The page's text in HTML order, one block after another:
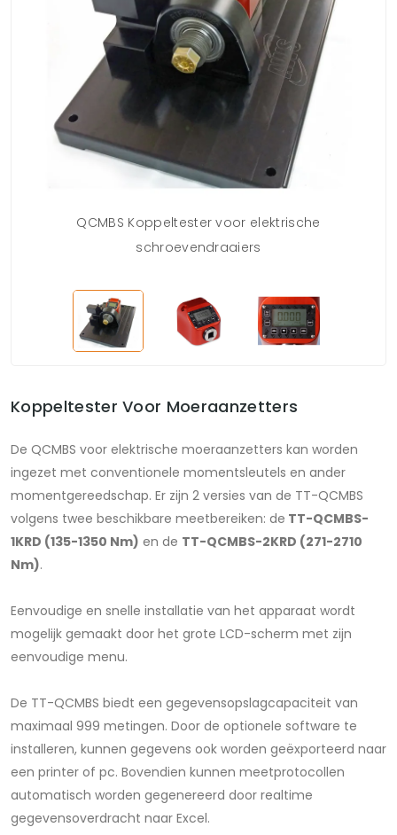
QCMBS Koppeltester voor elektrische
schroevendraaiers
Koppeltester Voor Moeraanzetters
De QCMBS voor elektrische moeraanzetters kan worden
ingezet met conventionele momentsleutels en ander
momentgereedschap. Er zijn 2 versies van de TT-QCMBS
volgens twee beschikbare meetbereiken: de TT-QCMBS-
1KRD (135-1350 Nm) en de TT-QCMBS-2KRD (271-2710
Nm).
Eenvoudige en snelle installatie van het apparaat wordt
mogelijk gemaakt door het grote LCD-scherm met zijn
eenvoudige menu.
De TT-QCMBS biedt een gegevensopslagcapaciteit van
maximaal 999 metingen. Door de optionele software te
installeren, kunnen gegevens ook worden geëxporteerd naar
een printer of pc. Bovendien kunnen meetprotocollen
automatisch worden gegenereerd door realtime
gegevensoverdracht naar Excel.